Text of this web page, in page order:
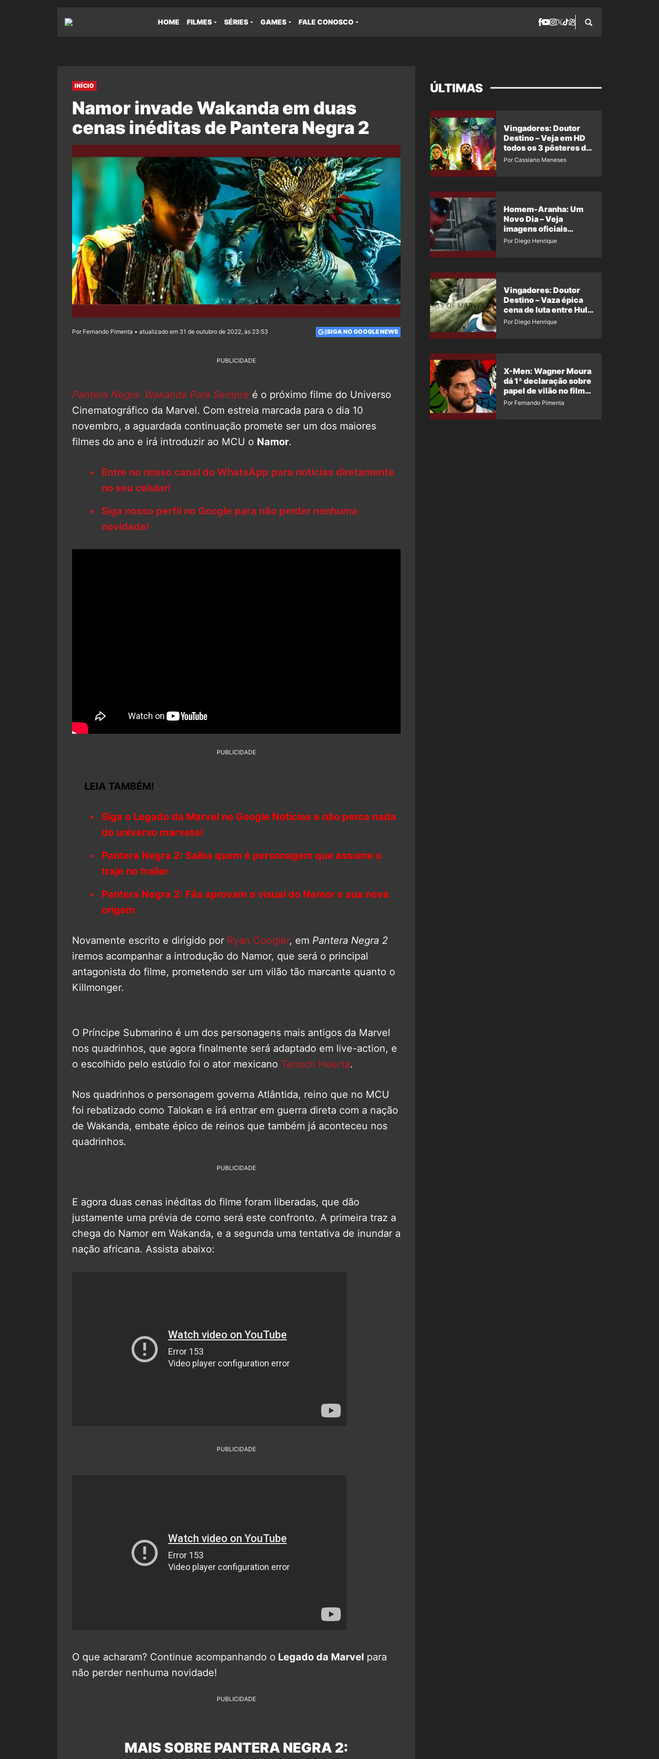
HOME FILMES SÉRIES GAMES FALE CONOSCO
INÍCIO
Namor invade Wakanda em duas
cenas inéditas de Pantera Negra 2
Por Fernando Pimenta • atualizado em 31 de outubro de 2022, às 23:53 SIGA NO GOOGLE NEWS
PUBLICIDADE
Pantera Negra: Wakanda Para Sempre é o próximo filme do Universo
Cinematográfico da Marvel. Com estreia marcada para o dia 10
novembro, a aguardada continuação promete ser um dos maiores
filmes do ano e irá introduzir ao MCU o Namor.
Entre no nosso canal do WhatsApp para notícias diretamente
no seu celular!
Siga nosso perfil no Google para não perder nenhuma
novidade!
PUBLICIDADE
LEIA TAMBÉM!
Siga o Legado da Marvel no Google Notícias e não perca nada
do universo marvete!
Pantera Negra 2: Saiba quem é personagem que assume o
traje no trailer
Pantera Negra 2: Fãs aprovam o visual do Namor e sua nova
origem
Novamente escrito e dirigido por Ryan Coogler, em Pantera Negra 2
iremos acompanhar a introdução do Namor, que será o principal
antagonista do filme, prometendo ser um vilão tão marcante quanto o
Killmonger.
O Príncipe Submarino é um dos personagens mais antigos da Marvel
nos quadrinhos, que agora finalmente será adaptado em live-action, e
o escolhido pelo estúdio foi o ator mexicano Tenoch Huerta.
Nos quadrinhos o personagem governa Atlântida, reino que no MCU
foi rebatizado como Talokan e irá entrar em guerra direta com a nação
de Wakanda, embate épico de reinos que também já aconteceu nos
quadrinhos.
PUBLICIDADE
E agora duas cenas inéditas do filme foram liberadas, que dão
justamente uma prévia de como será este confronto. A primeira traz a
chega do Namor em Wakanda, e a segunda uma tentativa de inundar a
nação africana. Assista abaixo:
PUBLICIDADE
O que acharam? Continue acompanhando o Legado da Marvel para
não perder nenhuma novidade!
PUBLICIDADE
MAIS SOBRE PANTERA NEGRA 2:
ÚLTIMAS
Vingadores: Doutor
Destino – Veja em HD
todos os 3 pôsteres de
‘Doomsday’ + 1 imagem
Por Cassiano Meneses
Homem-Aranha: Um
Novo Dia – Veja
imagens oficiais
descartadas do Hulk
Por Diego Henrique
Vingadores: Doutor
Destino – Vaza épica
cena de luta entre Hulk
e o Coisa
Por Diego Henrique
X-Men: Wagner Moura
dá 1ª declaração sobre
papel de vilão no filme
da Marvel
Por Fernando Pimenta